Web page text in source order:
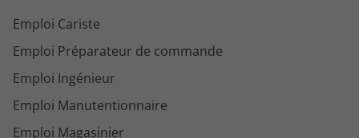
Emploi Cariste
Emploi Préparateur de commande
Emploi Ingénieur
Emploi Manutentionnaire
Emploi Magasinier